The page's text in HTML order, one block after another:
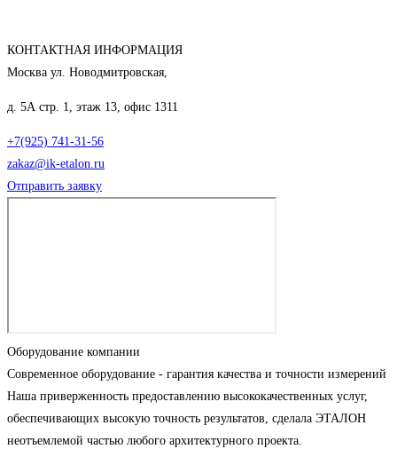
КОНТАКТНАЯ ИНФОРМАЦИЯ
Москва ул. Новодмитровская,
д. 5А стр. 1, этаж 13, офис 1311
+7(925) 741-31-56
zakaz@ik-etalon.ru
Отправить заявку
Оборудование компании
Современное оборудование - гарантия качества и точности измерений
Наша приверженность предоставлению высококачественных услуг,
обеспечивающих высокую точность результатов, сделала ЭТАЛОН
неотъемлемой частью любого архитектурного проекта.